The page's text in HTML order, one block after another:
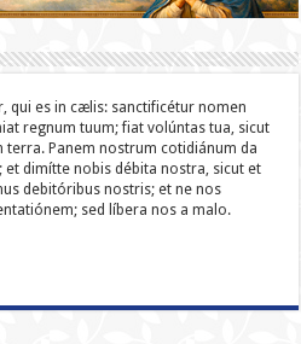
qui es in cælis: sanc­ti­ficétur nomen
regnum tuum; fiat volúntas tua, sicut
terra. Panem nostrum cotidiánum da
et dimítte nobis débita nostra, sicut et
debitóribus nostris; et ne nos
sed líbera nos a malo.